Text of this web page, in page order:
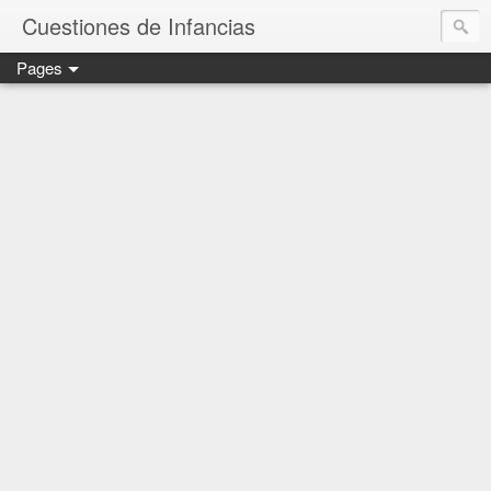
Cuestiones de Infancias
Pages